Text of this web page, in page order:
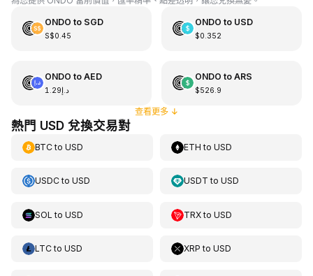
ONDO to SGD
S$0.45
ONDO to USD
$0.352
ONDO to AED
د.إ1.29
ONDO to ARS
$526.9
查看更多↓
熱門 USD 兌換交易對
BTCto USD ETH toUSD
USDCto USD USDT toUSD
SOL to USD TRXtoUSD
LTCto USD XRP toUSD